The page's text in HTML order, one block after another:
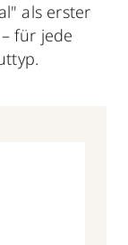
als erster
für jede